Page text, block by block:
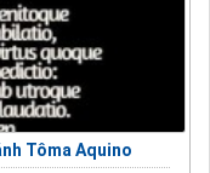
Tôma Aquino